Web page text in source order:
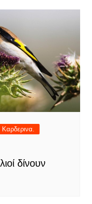
Καρδερινα.
δίνουν